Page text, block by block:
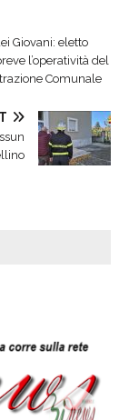
Giovani: eletto
l’operatività del
Comunale